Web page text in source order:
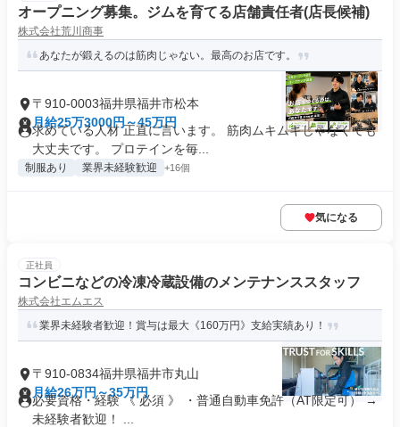
オープニング募集。ジムを育てる店舗責任者(店長候補)
株式会社荒川商事
あなたが鍛えるのは筋肉じゃない。最高のお店です。
〒910-0003福井県福井市松本
月給25万3000円～45万円
求めている人材 正直に言います。 筋肉ムキムキじゃなくても
大丈夫です。 プロテインを毎...
制服あり 業界未経験歓迎 +16個
気になる
正社員
コンビニなどの冷凍冷蔵設備のメンテナンススタッフ
株式会社エムエス
業界未経験者歓迎！賞与は最大《160万円》支給実績あり！
〒910-0834福井県福井市丸山
月給26万円～35万円
必要資格・経験 《 必須 》 ・普通自動車免許（AT限定可） →
未経験者歓迎！ ...